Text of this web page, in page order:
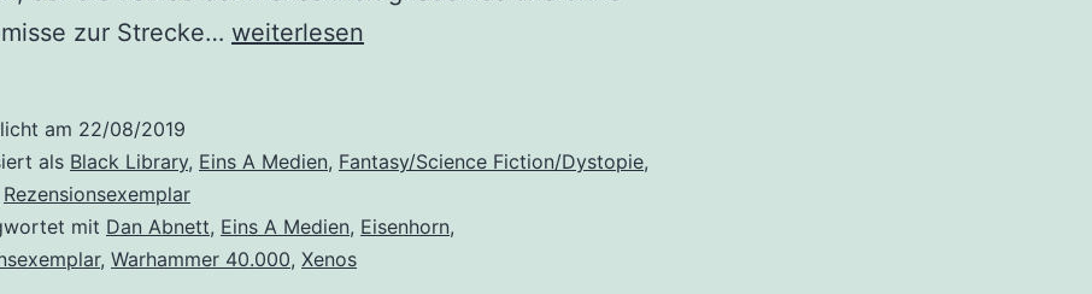
zur Strecke… „Warhammer
1
Xenos“
von
weiterlesen
am 22/08/2019
als Black Library, Eins A Medien, Fantasy/Science Fiction/Dystopie,
Rezensionsexemplar
mit Dan Abnett, Eins A Medien, Eisenhorn,
, Warhammer 40.000, Xenos